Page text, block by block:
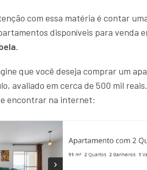
com essa matéria é contar
disponíveis para venda
.
que você deseja comprar um
avaliado em cerca de 500 mil
encontrar na internet: